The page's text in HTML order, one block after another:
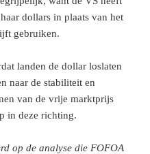
dollars in plaats van het
gebruiken.
landen de dollar loslaten
naar de stabiliteit en
van de vrije marktprijs
in deze richting.
op de analyse die FOFOA